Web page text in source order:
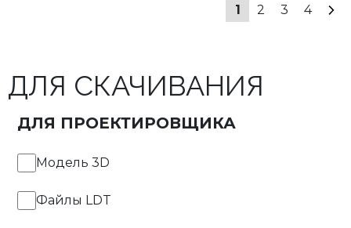
1 2 3 4
ДЛЯ СКАЧИВАНИЯ
ДЛЯ ПРОЕКТИРОВЩИКА
Модель 3D
Файлы LDT